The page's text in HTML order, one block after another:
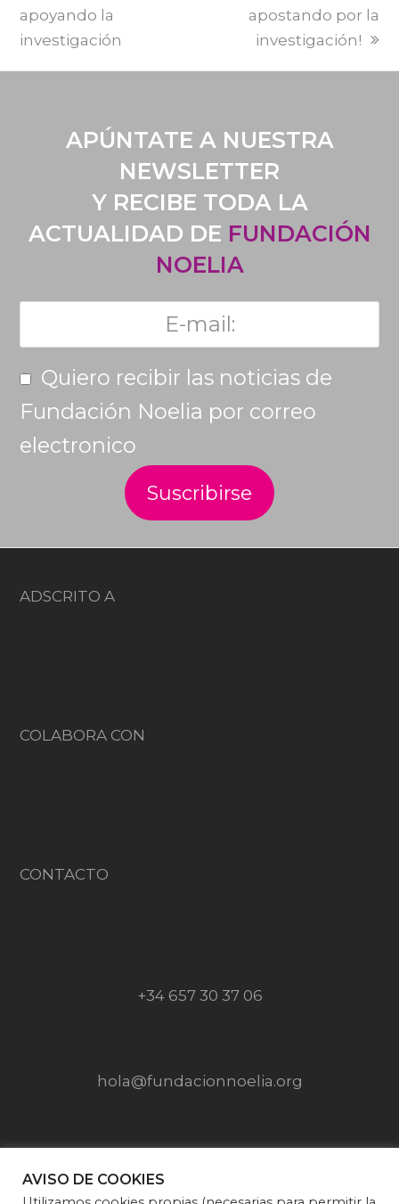
apoyando la
investigación
apostando por la
investigación!
APÚNTATE A NUESTRA
NEWSLETTER
Y RECIBE TODA LA
ACTUALIDAD DE FUNDACIÓN
NOELIA
Quiero recibir las noticias de
Fundación Noelia por correo
electronico
ADSCRITO A
COLABORA CON
CONTACTO
+34 657 30 37 06
hola@fundacionnoelia.org
AVISO DE COOKIES